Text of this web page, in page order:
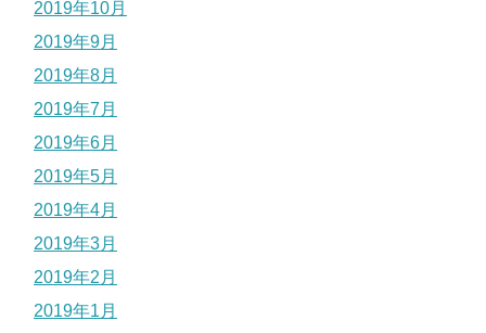
2019年10月
2019年9月
2019年8月
2019年7月
2019年6月
2019年5月
2019年4月
2019年3月
2019年2月
2019年1月